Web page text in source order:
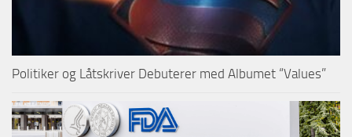
Politiker og Låtskriver Debuterer med Albumet “Values”